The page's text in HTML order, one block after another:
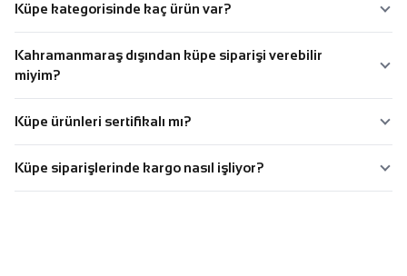
Küpe kategorisinde kaç ürün var?
Kahramanmaraş dışından küpe siparişi verebilir
miyim?
Küpe ürünleri sertifikalı mı?
Küpe siparişlerinde kargo nasıl işliyor?